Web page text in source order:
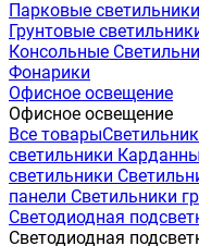
Парковые светильники
Грунтовые
Консольные
Фонарики
Офисное освещение
Офисное освещение
Все товары
светильники
светильники
панели Светильники
Светодиодная
Светодиодная